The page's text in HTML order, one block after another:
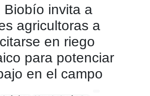
Biobío invita a
agricultoras a
en riego
para potenciar
en el campo